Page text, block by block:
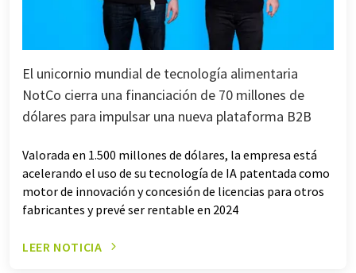
El unicornio mundial de tecnología alimentaria
NotCo cierra una financiación de 70 millones de
dólares para impulsar una nueva plataforma B2B
Valorada en 1.500 millones de dólares, la empresa está
acelerando el uso de su tecnología de IA patentada como
motor de innovación y concesión de licencias para otros
fabricantes y prevé ser rentable en 2024
LEER NOTICIA